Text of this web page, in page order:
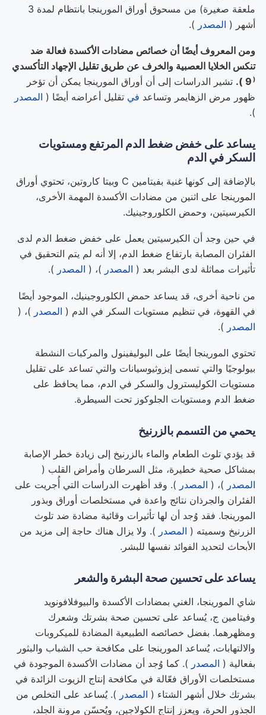
ملعقة صغيرة) من مسحوق أوراق المورينجا بانتظام لمدة 3
أشهر ( المصدر ).
ومن المعروف أيضًا أن خصائص مضادات الأكسدة فعالة ضد
تنكس الخلايا العصبية والخرف عن طريق تقليل الإجهاد التأكسدي
(
9 ).
تشير الدراسات إلى أن أوراق المورينجا يمكن أن تؤخر
ظهور مرض الز هايمر وتساعد في تقليل أعراضه أيضًا ( المصدر
).
يساعد على خفض ضغط الدم المرتفع ومستويات
السكر في الدم
بالإضافة إلى كونها غنية بفيتامين C وبيتا كاروتين، تحتوي أوراق
المورينجا على اثنين من مضادات الأكسدة المهمة الأخرى،
الكيرسيتين، وحمض الكلوروجينيك.
في حين وجد أن الكيرسيتين يعمل على خفض ضغط الدم لدى
الفئران المصابة بارتفاع ضغط الدم، إلا أنه لم يتم التحقيق في
تأثيرات مماثلة لدى البشر بعد ( المصدر )، ( المصدر ).
من ناحية أخرى، قد يساعد حمض الكلوروجينيك، الموجود أيضًا
في القهوة، في تنظيم مستويات السكر في الدم ( المصدر )، (
المصدر ).
تحتوي المورينجا أيضًا على البوليفينول والمركبات النشطة
بيولوجيًا والتي تسمى إيزوثيوسيانات والتي تساعد على تقليل
مستويات الكوليسترول والسكر في الدم، مما يحافظ على
ضغط الدم ومستويات الجلوكوز تحت السيطرة.
يحمي من التسمم بالزرنيخ
قد يؤدي تلوث الطعام والماء بالزرنيخ إلى زيادة خطر الإصابة
بمشاكل صحية خطيرة، مثل السرطان وأمراض القلب (
المصدر )، ( المصدر ). وقد أظهرت الدراسات التي أُجريت على
الفئران والجرذان نتائج واعدة في مستخلصات أوراق وبذور
المورينجا. فقد وُجد أن لها تأثيرات وقائية مضادة ضد تلوث
الزرنيخ وسميته ( المصدر ). ولا يزال هناك حاجة إلى مزيد من
الأبحاث لتحديد الفوائد نفسها للبشر.
يساعد على تحسين صحة البشرة والشعر
شاي المورينجا، الغني بمضادات الأكسدة والبيوفلافونويد
وفيتامين ج، يُساعد على تحسين صحة بشرتك وشعرك
ومظهرهما. بفضل خصائصه الطبيعية المضادة للميكروبات
والالتهابات، يُساعد المورينجا على مكافحة حب الشباب والبثور
بفعالية ( المصدر ). كما وُجد أن مضادات الأكسدة الموجودة في
مستخلصات الأوراق فعّالة في مكافحة إنتاج الزيوت الزائدة في
بشرتك خلال أشهر الشتاء ( المصدر ). يُساعد على التخلص من
الجذور الحرة، ويعزز إنتاج الكولاجين، ويُحسّن مرونة الجلد،